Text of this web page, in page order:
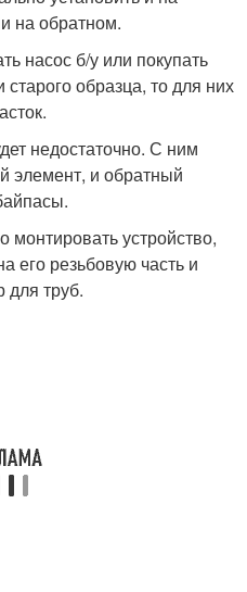
на обратном.
насос б/у или покупать
образца, то для них
недостаточно. С ним
элемент, и обратный
монтировать устройство,
его резьбовую часть и
для труб.